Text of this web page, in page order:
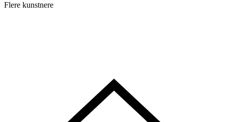
Flere kunstnere